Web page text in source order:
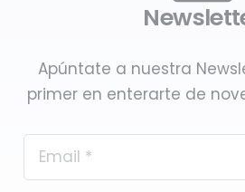
Apúntate a nuestra
primer en enterarte de